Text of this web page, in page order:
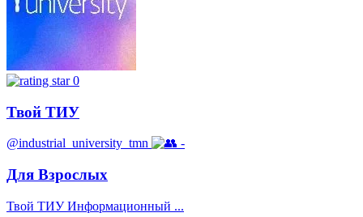
0
Твой ТИУ
@industrial_university_tmn -
Для Взрослых
Твой ТИУ Информационный ...